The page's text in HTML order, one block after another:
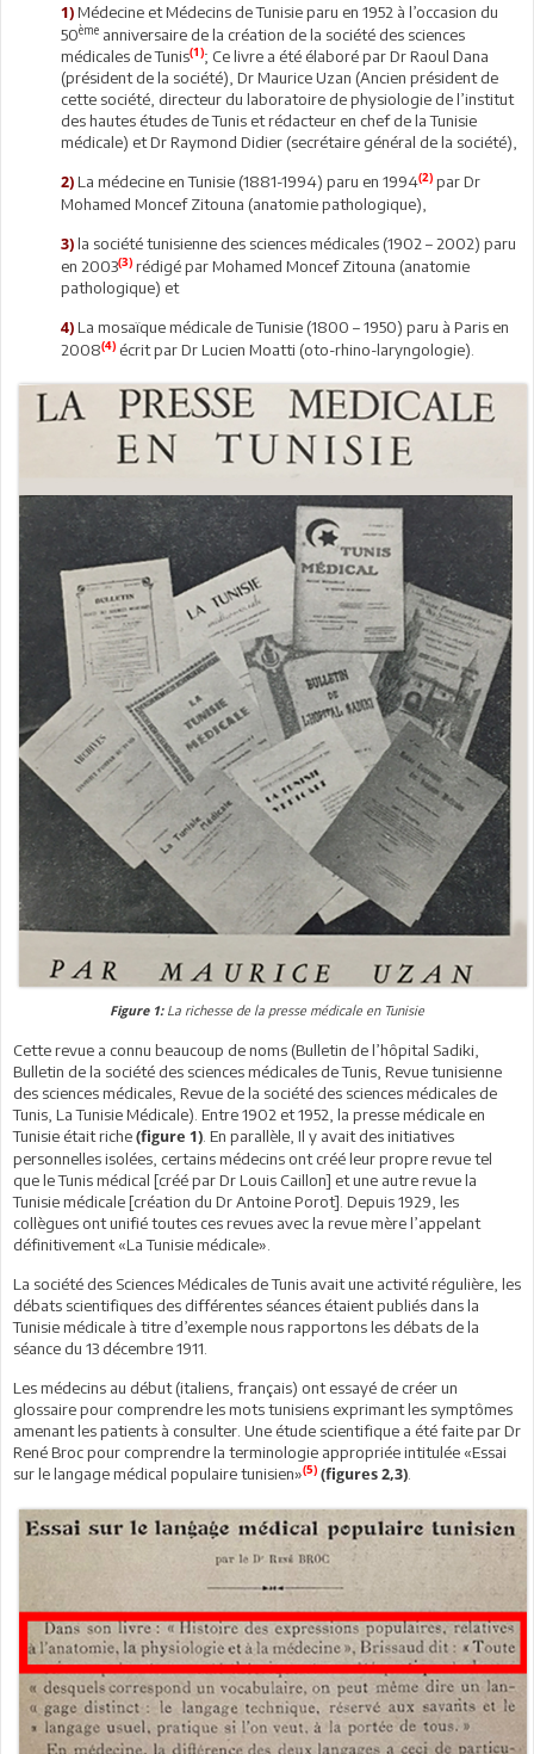
1) Médecine et Médecins de Tunisie paru en 1952 à l’occasion du
50ème anniversaire de la création de la société des sciences
médicales de Tunis(1); Ce livre a été élaboré par Dr Raoul Dana
(président de la société), Dr Maurice Uzan (Ancien président de
cette société, directeur du laboratoire de physiologie de l’institut
des hautes études de Tunis et rédacteur en chef de la Tunisie
médicale) et Dr Raymond Didier (secrétaire général de la société),
2) La médecine en Tunisie (1881-1994) paru en 1994(2) par Dr
Mohamed Moncef Zitouna (anatomie pathologique),
3) la société tunisienne des sciences médicales (1902 – 2002) paru
en 2003(3) rédigé par Mohamed Moncef Zitouna (anatomie
pathologique) et
4) La mosaïque médicale de Tunisie (1800 – 1950) paru à Paris en
2008(4) écrit par Dr Lucien Moatti (oto-rhino-laryngologie).
Figure 1:La richesse de la presse médicale en Tunisie
Cette revue a connu beaucoup de noms (Bulletin de l’hôpital Sadiki,
Bulletin de la société des sciences médicales de Tunis, Revue tunisienne
des sciences médicales, Revue de la société des sciences médicales de
Tunis, La Tunisie Médicale). Entre 1902 et 1952, la presse médicale en
Tunisie était riche (figure 1) . En parallèle, Il y avait des initiatives
personnelles isolées, certains médecins ont créé leur propre revue tel
que le Tunis médical [créé par Dr Louis Caillon] et une autre revue la
Tunisie médicale [création du Dr Antoine Porot]. Depuis 1929, les
collègues ont unifié toutes ces revues avec la revue mère l’appelant
définitivement «La Tunisie médicale».
La société des Sciences Médicales de Tunis avait une activité régulière, les
débats scientifiques des différentes séances étaient publiés dans la
Tunisie médicale à titre d’exemple nous rapportons les débats de la
séance du 13 décembre 1911.
Les médecins au début (italiens, français) ont essayé de créer un
glossaire pour comprendre les mots tunisiens exprimant les symptômes
amenant les patients à consulter. Une étude scientifique a été faite par Dr
René Broc pour comprendre la terminologie appropriée intitulée «Essai
sur le langage médical populaire tunisien»(5) (figures 2,3)